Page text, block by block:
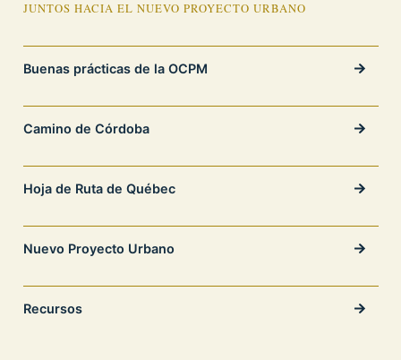
JUNTOS HACIA EL NUEVO PROYECTO URBANO
Buenas prácticas de la OCPM
Camino de Córdoba
Hoja de Ruta de Québec
Nuevo Proyecto Urbano
Recursos